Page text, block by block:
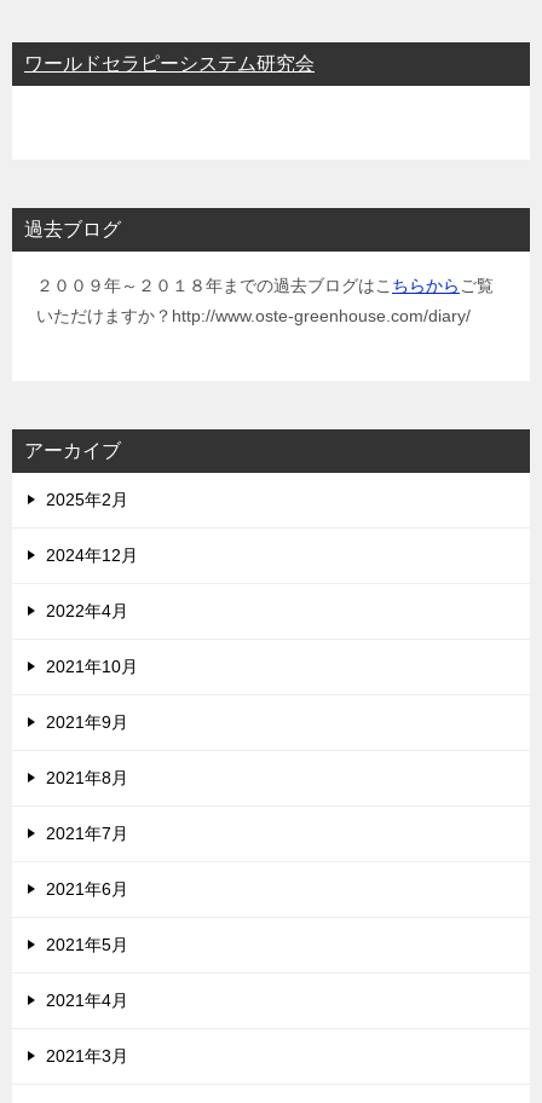
ワールドセラピーシステム研究会
過去ブログ
２００９年～２０１８年までの過去ブログはこ ちらから ご覧
いただけますか？http://www.oste-greenhouse.com/diary/
アーカイブ
2025年2月
2024年12月
2022年4月
2021年10月
2021年9月
2021年8月
2021年7月
2021年6月
2021年5月
2021年4月
2021年3月